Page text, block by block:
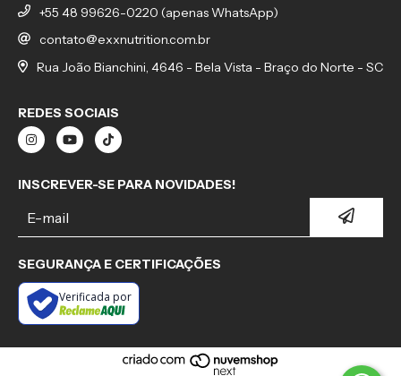
+55 48 99626-0220 (apenas WhatsApp)
contato@exxnutrition.com.br
Rua João Bianchini, 4646 - Bela Vista - Braço do Norte - SC
REDES SOCIAIS
INSCREVER-SE PARA NOVIDADES!
SEGURANÇA E CERTIFICAÇÕES
Verificada por